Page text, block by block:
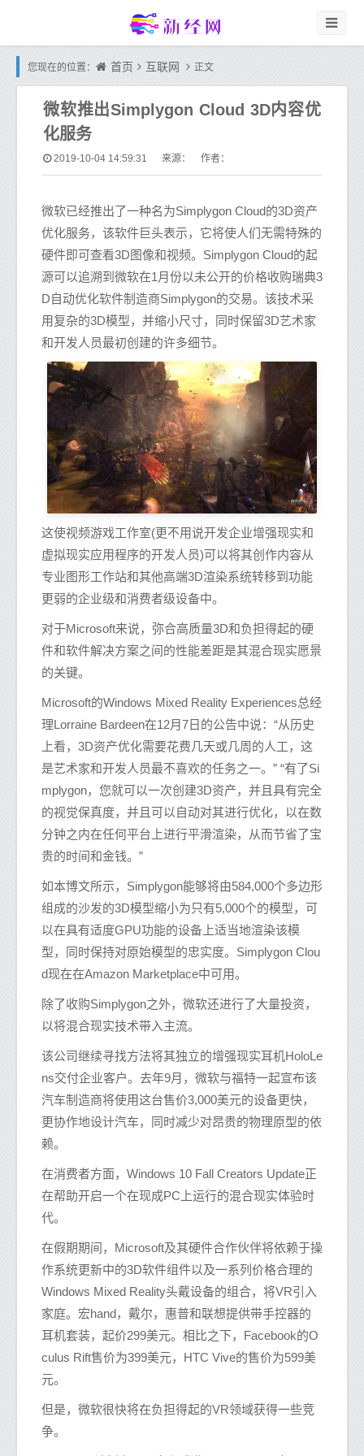
您现在的位置： 首页 互联网 正文
微软推出Simplygon Cloud 3D内容优
化服务
2019-10-04 14:59:31 来源： 作者：
微软已经推出了一种名为Simplygon Cloud的3D资产
优化服务，该软件巨头表示，它将使人们无需特殊的
硬件即可查看3D图像和视频。Simplygon Cloud的起
源可以追溯到微软在1月份以未公开的价格收购瑞典3
D自动优化软件制造商Simplygon的交易。该技术采
用复杂的3D模型，并缩小尺寸，同时保留3D艺术家
和开发人员最初创建的许多细节。
这使视频游戏工作室(更不用说开发企业增强现实和
虚拟现实应用程序的开发人员)可以将其创作内容从
专业图形工作站和其他高端3D渲染系统转移到功能
更弱的企业级和消费者级设备中。
对于Microsoft来说，弥合高质量3D和负担得起的硬
件和软件解决方案之间的性能差距是其混合现实愿景
的关键。
Microsoft的Windows Mixed Reality Experiences总经
理Lorraine Bardeen在12月7日的公告中说：“从历史
上看，3D资产优化需要花费几天或几周的人工，这
是艺术家和开发人员最不喜欢的任务之一。” “有了Si
mplygon，您就可以一次创建3D资产，并且具有完全
的视觉保真度，并且可以自动对其进行优化，以在数
分钟之内在任何平台上进行平滑渲染，从而节省了宝
贵的时间和金钱。”
如本博文所示，Simplygon能够将由584,000个多边形
组成的沙发的3D模型缩小为只有5,000个的模型，可
以在具有适度GPU功能的设备上适当地渲染该模
型，同时保持对原始模型的忠实度。Simplygon Clou
d现在在Amazon Marketplace中可用。
除了收购Simplygon之外，微软还进行了大量投资，
以将混合现实技术带入主流。
该公司继续寻找方法将其独立的增强现实耳机HoloLe
ns交付企业客户。去年9月，微软与福特一起宣布该
汽车制造商将使用这台售价3,000美元的设备更快，
更协作地设计汽车，同时减少对昂贵的物理原型的依
赖。
在消费者方面，Windows 10 Fall Creators Update正
在帮助开启一个在现成PC上运行的混合现实体验时
代。
在假期期间，Microsoft及其硬件合作伙伴将依赖于操
作系统更新中的3D软件组件以及一系列价格合理的
Windows Mixed Reality头戴设备的组合，将VR引入
家庭。宏hand，戴尔，惠普和联想提供带手控器的
耳机套装，起价299美元。相比之下，Facebook的O
culus Rift售价为399美元，HTC Vive的售价为599美
元。
但是，微软很快将在负担得起的VR领域获得一些竞
争。